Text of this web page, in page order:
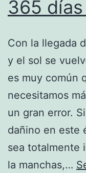
365
Con la llegada
y el sol se
es muy común
necesitamos
un gran error.
dañino en este
sea totalmente
la manchas,…